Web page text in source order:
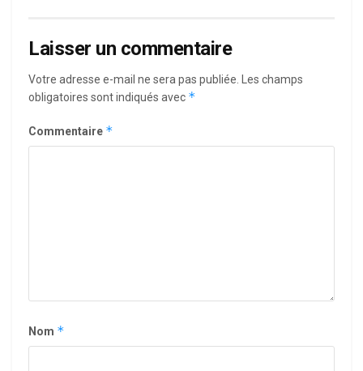
Laisser un commentaire
Votre adresse e-mail ne sera pas publiée. Les champs
obligatoires sont indiqués avec *
Commentaire *
Nom *